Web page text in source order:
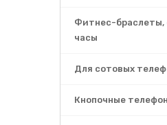
Фитнес-браслеты,
часы
Для сотовых
Кнопочные